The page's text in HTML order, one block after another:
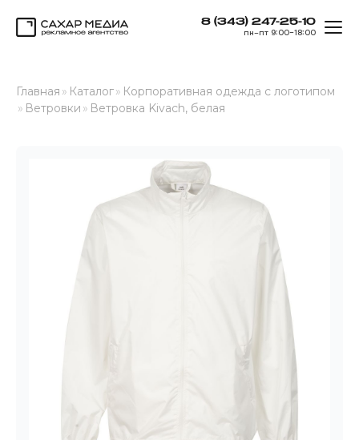
8 (343) 247-25-10
пн–пт 9:00–18:00
Главная » Каталог» Корпоративная одежда с логотипом
» Ветровки » Ветровка Kivach, белая